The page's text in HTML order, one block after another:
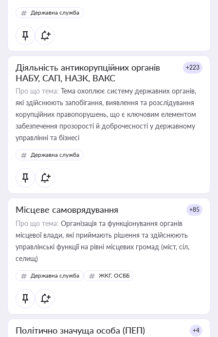
Державна служба
Діяльність антикорупційних органів
НАБУ, САП, НАЗК, ВАКС
+223
Про що тема: Тема охоплює систему державних органів,
які здійснюють запобігання, виявлення та розслідування
корупційних правопорушень, що є ключовим елементом
забезпечення прозорості й доброчесності у державному
управлінні та бізнесі
Державна служба
Місцеве самоврядування +85
Про що тема: Організація та функціонування органів
місцевої влади, які приймають рішення та здійснюють
управлінські функції на рівні місцевих громад (міст, сіл,
селищ)
Державна служба ЖКГ, ОСББ
Політично значуща особа (ПЕП) +4